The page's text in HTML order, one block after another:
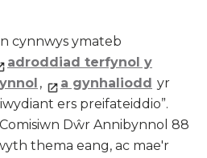
cynnwys ymateb
adroddiad terfynol y
, a gynhaliodd yr
ers preifateiddio”.
Dŵr Annibynnol 88
thema eang, ac mae'r